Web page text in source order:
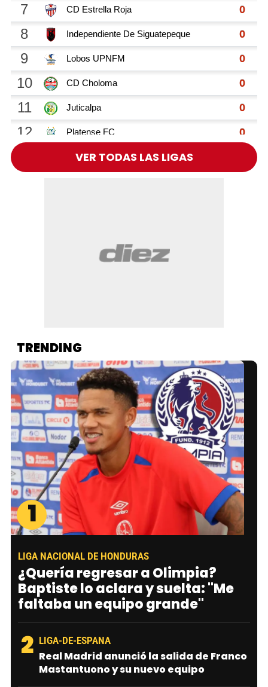
VER TODAS LAS LIGAS
TRENDING
1
LIGA NACIONAL DE HONDURAS
¿Quería regresar a Olimpia?
Baptiste lo aclara y suelta: "Me
faltaba un equipo grande"
2 LIGA-DE-ESPANA
Real Madrid anunció la salida de Franco
Mastantuono y su nuevo equipo